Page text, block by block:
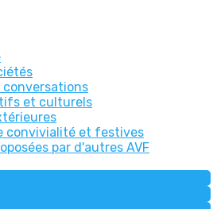
et culturels
convivialité et festives
par d'autres AVF